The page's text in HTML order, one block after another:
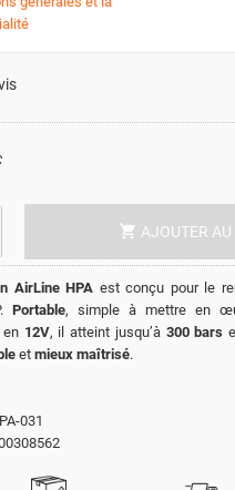
shopping_cart AJOUTER AU
AirLine HPA est conçu pour le
Portable, simple à mettre en
12V, il atteint jusqu’à 300 bars
et mieux maîtrisé.
031